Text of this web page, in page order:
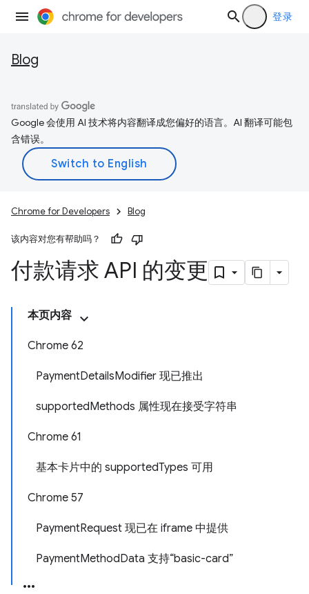
登录
Blog
Google 会使用 AI 技术将内容翻译成您偏好的语言。AI 翻译可能包
含错误。
Chrome for Developers Blog
该内容对您有帮助吗？
付款请求 API 的变更
本页内容
Chrome 62
PaymentDetailsModifier 现已推出
supportedMethods 属性现在接受字符串
Chrome 61
基本卡片中的 supportedTypes 可用
Chrome 57
PaymentRequest 现已在 iframe 中提供
PaymentMethodData 支持“basic-card”